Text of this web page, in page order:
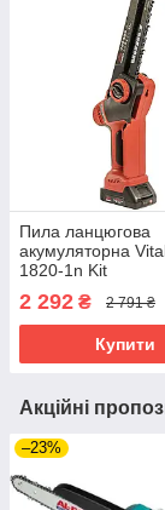
Пила ланцюгова
акумуляторна
1820-1n Kit
2 292 ₴ 2 791 ₴
Купити
Акційні
–23%